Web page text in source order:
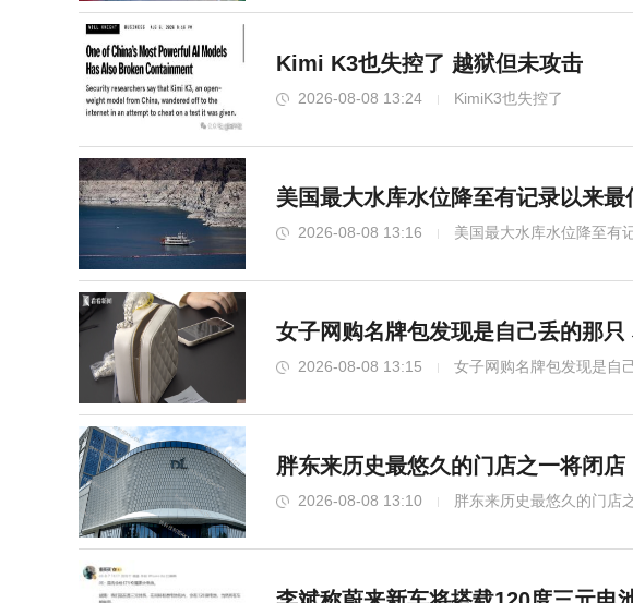
Kimi K3也失控了 越狱但未攻击
2026-08-08 13:24 KimiK3也失控了
美国最大水库水位降至有记录以来
2026-08-08 13:16 美国最大水库水位降至有
女子网购名牌包发现是自己丢的那只
2026-08-08 13:15 女子网购名牌包发现是自
胖东来历史最悠久的门店之一将闭
2026-08-08 13:10 胖东来历史最悠久的门店